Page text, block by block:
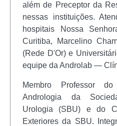
além de Preceptor da
nessas instituições.
hospitais Nossa
Curitiba, Marcelino
(Rede D'Or) e
equipe da Androlab —
Membro Professor
Andrologia da
Urologia (SBU) e do
Exteriores da SBU.